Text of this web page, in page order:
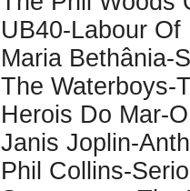
UB40-Labour Of
Maria Bethânia-
The Waterboys-
Herois Do Mar-
Janis Joplin-
Phil Collins-